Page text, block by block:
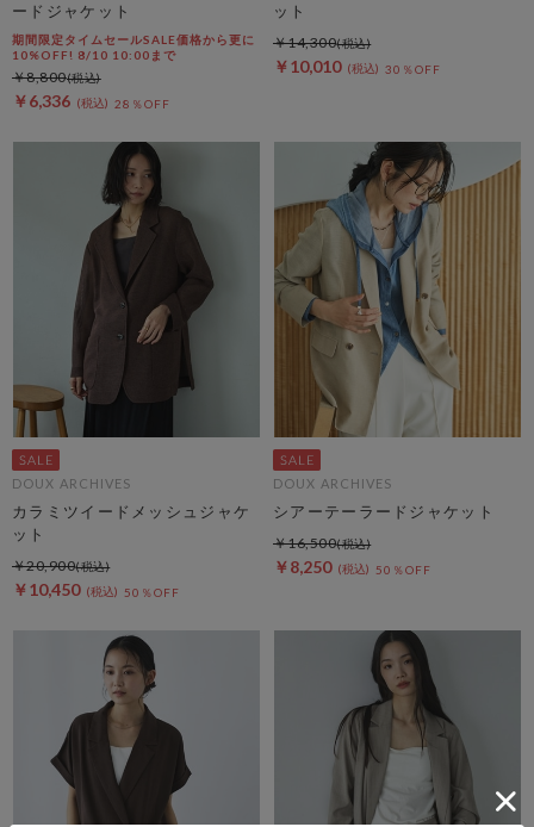
ードジャケット
期間限定タイムセールSALE価格から更に
10%OFF! 8/10 10:00まで
￥6,336 28％OFF
￥8,800
ット
￥10,010 30％OFF
￥14,300
DOUX ARCHIVES
カラミツイードメッシュジャケ
ット
￥10,450 50％OFF
￥20,900
DOUX ARCHIVES
シアーテーラードジャケット
￥8,250 50％OFF
￥16,500